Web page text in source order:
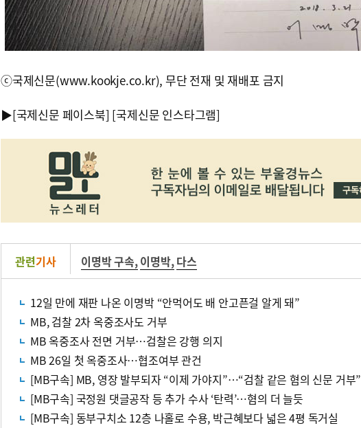
ⓒ국제신문(www.kookje.co.kr), 무단 전재 및 재배포 금지
▶[국제신문 페이스북] [국제신문 인스타그램]
관련기사 이명박 구속,이명박,다스
12일 만에 재판 나온 이명박 “안먹어도 배 안고픈걸 알게 돼”
MB, 검찰 2차 옥중조사도 거부
MB 옥중조사 전면 거부…검찰은 강행 의지
MB 26일 첫 옥중조사…협조여부 관건
[MB구속] MB, 영장 발부되자 “이제 가야지”…“검찰 같은 혐의 신문 거부”
[MB구속] 국정원 댓글공작 등 추가 수사 ‘탄력’…혐의 더 늘듯
[MB구속] 동부구치소 12층 나홀로 수용, 박근혜보다 넓은 4평 독거실